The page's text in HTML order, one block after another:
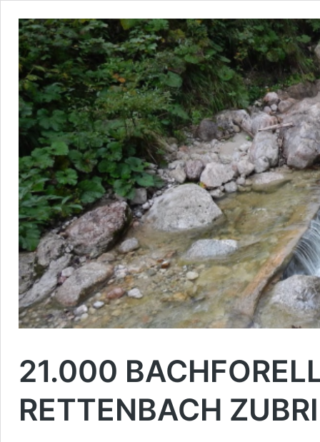
21.000
RETTENBACH